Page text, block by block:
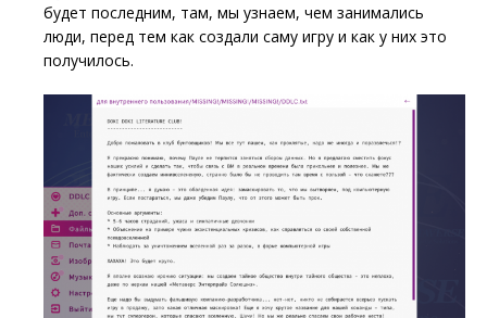
будет последним, там, мы узнаем, чем занимались
люди, перед тем как создали саму игру и как у них это
получилось.